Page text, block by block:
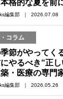
格的な夏を前
編集部 ｜ 2026.07.08
コラム
季節がやって
やるべき“正
・医療の専門
編集部 ｜ 2026.05.26